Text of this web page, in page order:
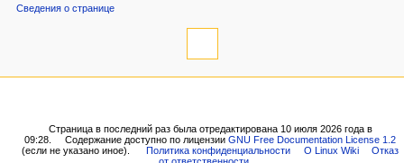
Сведения о странице
Страница в последний раз была отредактирована 10 июля 2026 года в
09:28.
Содержание доступно по лицензииGNU Free Documentation License 1.2
(если не указано иное).
Политика конфиденциальности О Linux Wiki
Отказ